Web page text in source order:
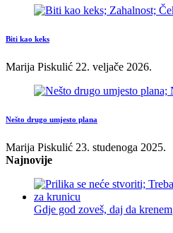
Biti kao keks
Marija Piskulić 22. veljače 2026.
Nešto drugo umjesto plana
Marija Piskulić 23. studenoga 2025.
Najnovije
Gdje god zoveš, daj da krenem